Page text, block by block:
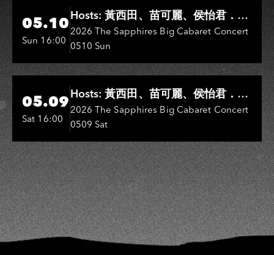
Hi-Ing Music Hall
05.10
Sun 16:00
Hosts: 黃西田、苗可麗、侯怡君．
Entertainers: 葉啟田、鳥來嬤-吳
敏、王彩樺、王瑞霞、吳淑敏、施文
彬、邵大倫、曹雅雯、陳孟賢、黃露
瑤
2026 The Sapphires Big Cabaret Concert
0510 Sun
Hi-Ing Music Hall
05.09
Sat 16:00
Hosts: 黃西田、苗可麗、侯怡君．
Entertainers: 葉啟田、鳥來嬤-吳
敏、張秀卿、王彩樺、吳淑敏、施文
彬、邵大倫、曹雅雯、陳孟賢、黃露
瑤
2026 The Sapphires Big Cabaret Concert
0509 Sat